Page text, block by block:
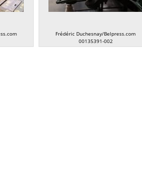
Frédéric Duchesnay/Belpress.com
00135391-002